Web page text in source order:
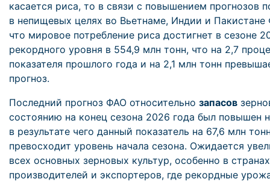
касается риса, то в связи с повышением прогнозов
в непищевых целях во Вьетнаме, Индии и Пакистане
что мировое потребление риса достигнет в сезоне
рекордного уровня в 554,9 млн тонн, что на 2,7
показателя прошлого года и на 2,1 млн тонн
прогноз.
Последний прогноз ФАО относительно запасов
состоянию на конец сезона 2026 года был повышен
в результате чего данный показатель на 67,6 млн
превосходит уровень начала сезона. Ожидается
всех основных зерновых культур, особенно в
производителей и экспортеров, где рекордные